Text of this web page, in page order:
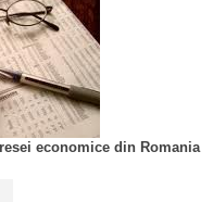
economice din Romania